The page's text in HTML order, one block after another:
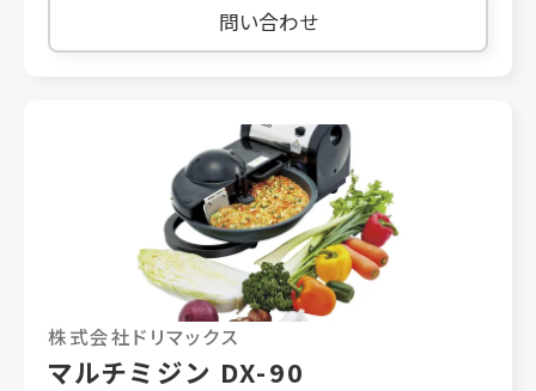
W430 × L155 × H315（mm）（SP） ・投入口
W73 × L11（mm）1.0mm 刃物ブロック ・定格
消費電力 100/110W 50/60Hz ・重量
10.5kg（P） 11.5kg（SP） ・使用時間 20 分
（P）連続（SP） ・処理能力 長ネギ40 本/5 分
※1.5mm 刃物ブロック使用時
問い合わせ
株式会社ドリマックス
マルチミジン DX-90